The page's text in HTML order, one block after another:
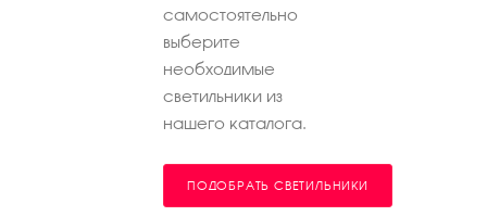
самостоятельно
выберите
необходимые
светильники из
нашего каталога.
ПОДОБРАТЬ СВЕТИЛЬНИКИ